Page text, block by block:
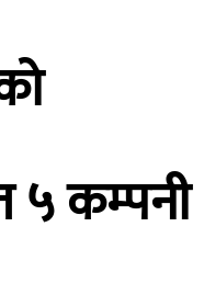
menu
५ कम्पनी